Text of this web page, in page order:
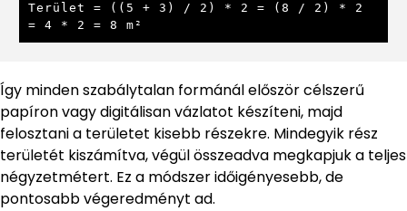
Terület = ((5 + 3) / 2) * 2 = (8 / 2) * 2
= 4 * 2 = 8 m²
Így minden szabálytalan formánál először célszerű
papíron vagy digitálisan vázlatot készíteni, majd
felosztani a területet kisebb részekre. Mindegyik rész
területét kiszámítva, végül összeadva megkapjuk a teljes
négyzetmétert. Ez a módszer időigényesebb, de
pontosabb végeredményt ad.